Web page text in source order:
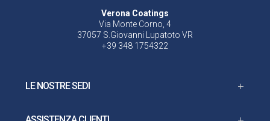
Verona Coatings
Via Monte Corno, 4
37057 S.Giovanni Lupatoto VR
+39 348 1754322
LE NOSTRE SEDI